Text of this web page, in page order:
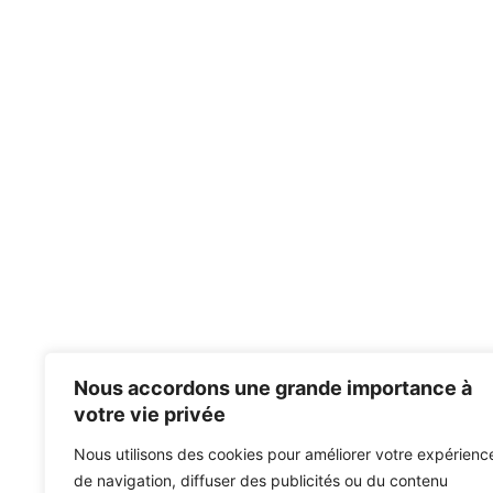
Nous accordons une grande importance à
votre vie privée
Nous utilisons des cookies pour améliorer votre
de navigation, diffuser des publicités ou du contenu